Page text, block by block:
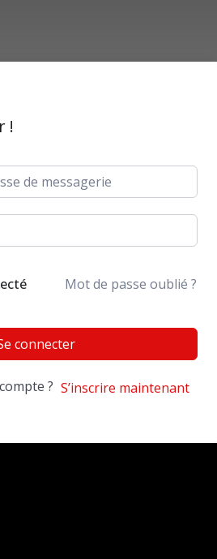
!
Mot de passe oublié ?
connecter
? S’inscrire maintenant